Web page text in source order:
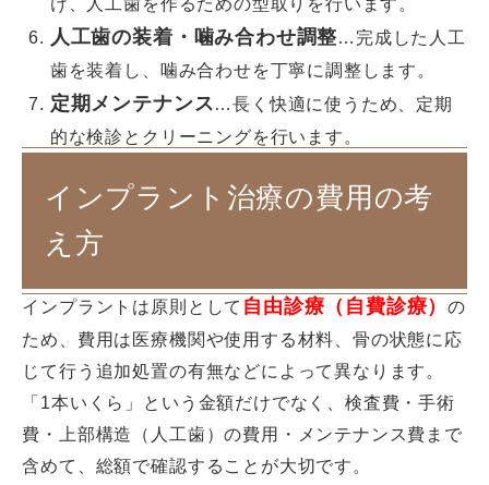
人工歯の装着・噛み合わせ調整…完成した人工
歯を装着し、噛み合わせを丁寧に調整します。
定期メンテナンス…長く快適に使うため、定期
的な検診とクリーニングを行います。
インプラント治療の費用の考
え方
インプラントは原則として 自由診療（自費診療）の
ため、費用は医療機関や使用する材料、骨の状態に応
じて行う追加処置の有無などによって異なります。
「1本いくら」という金額だけでなく、検査費・手術
費・上部構造（人工歯）の費用・メンテナンス費まで
含めて、総額で確認することが大切です。